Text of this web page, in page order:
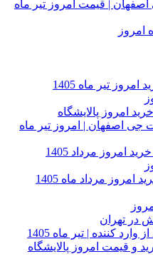
| قیمت امروز تیر ماه
تیر ماه 1405
نفت جی اصفهان | امروز تیر ماه
امروز مرداد 1405
در تهران
کننده | تیر ماه 1405
قیر در کرج | 60 70 خرید و قیمت امروز پالایشگاه